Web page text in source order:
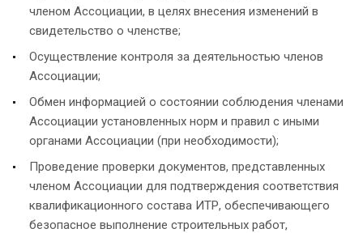
членом Ассоциации, в целях внесения изменений в
свидетельство о членстве;
Осуществление контроля за деятельностью членов
Ассоциации;
Обмен информацией о состоянии соблюдения членами
Ассоциации установленных норм и правил с иными
органами Ассоциации (при необходимости);
Проведение проверки документов, представленных
членом Ассоциации для подтверждения соответствия
квалификационного состава ИТР, обеспечивающего
безопасное выполнение строительных работ,